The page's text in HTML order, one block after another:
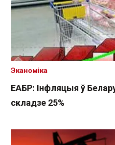
ЕАБР: Інфляцыя ў
складзе 25%
Эканоміка